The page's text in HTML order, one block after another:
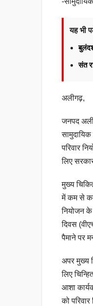
यह भी
संत
अलीगढ़,
जनपद
परिवार
लिए सरकार
मुख्य
में कम से
नियोजन के
दिवस
पैमाने पर
अपर मुख्य
लिए
आशा
को